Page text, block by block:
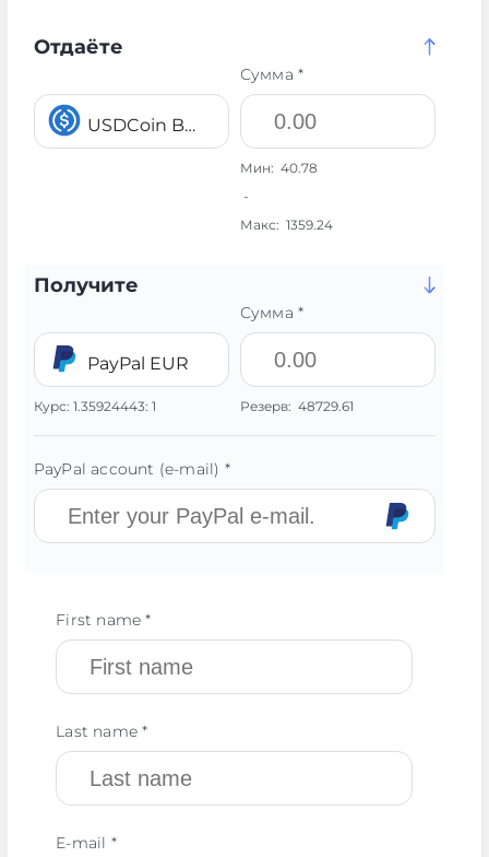
Отдаёте
USDCoin BEP20 USDC
Сумма *
Мин: 40.78
-
Макс: 1359.24
Получите
PayPal EUR
Курс: 1.35924443: 1
Сумма *
Резерв: 48729.61
PayPal account (e-mail) *
First name *
Last name *
E-mail *